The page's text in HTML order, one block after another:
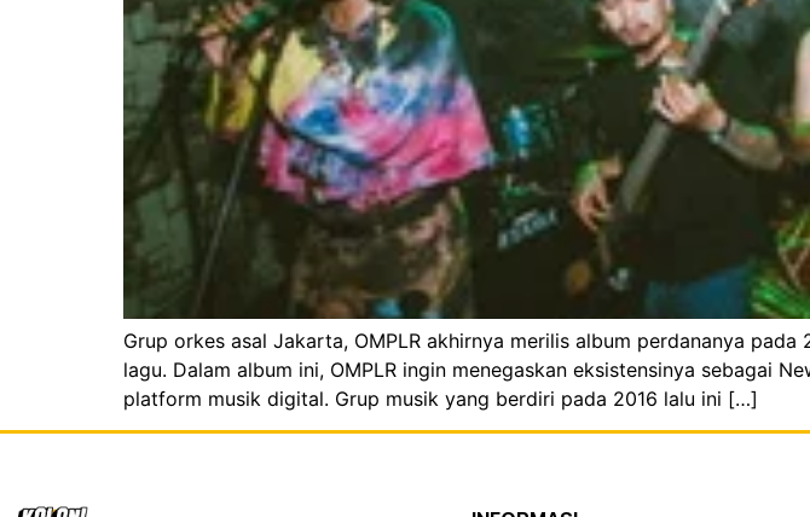
Grup orkes asal Jakarta, OMPLR akhirnya merilis album perdananya
lagu. Dalam album ini, OMPLR ingin menegaskan eksistensinya sebagai
platform musik digital. Grup musik yang berdiri pada 2016 lalu ini […]